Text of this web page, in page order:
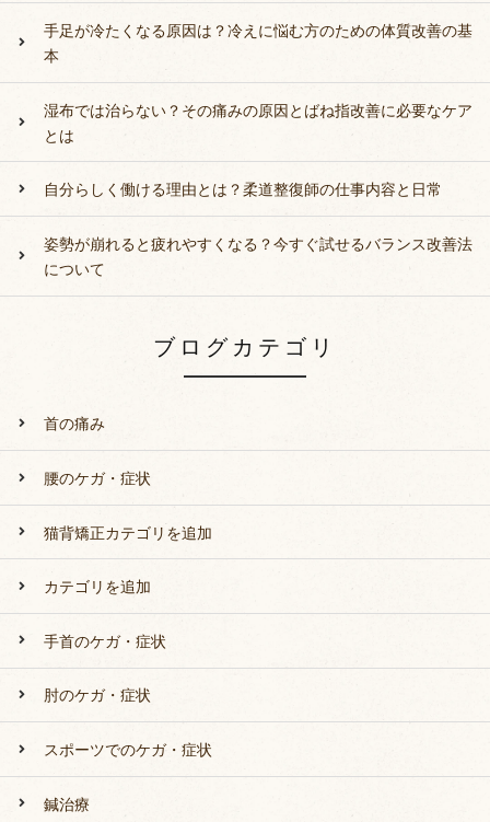
手足が冷たくなる原因は？冷えに悩む方のための体質改善の基
本
湿布では治らない？その痛みの原因とばね指改善に必要なケア
とは
自分らしく働ける理由とは？柔道整復師の仕事内容と日常
姿勢が崩れると疲れやすくなる？今すぐ試せるバランス改善法
について
ブログカテゴリ
首の痛み
腰のケガ・症状
猫背矯正カテゴリを追加
カテゴリを追加
手首のケガ・症状
肘のケガ・症状
スポーツでのケガ・症状
鍼治療